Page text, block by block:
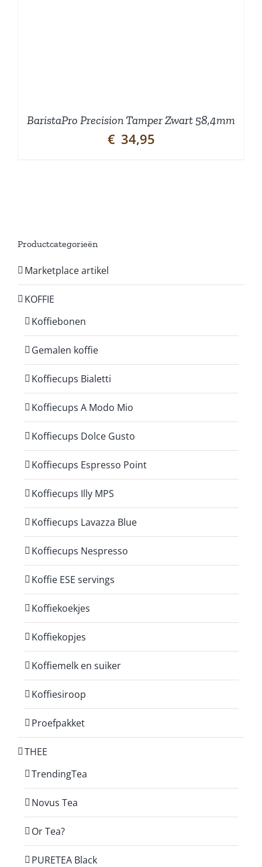
BaristaPro Precision Tamper Zwart 58,4mm
€ 34,95
Productcategorieën
Marketplace artikel
KOFFIE
Koffiebonen
Gemalen koffie
Koffiecups Bialetti
Koffiecups A Modo Mio
Koffiecups Dolce Gusto
Koffiecups Espresso Point
Koffiecups Illy MPS
Koffiecups Lavazza Blue
Koffiecups Nespresso
Koffie ESE servings
Koffiekoekjes
Koffiekopjes
Koffiemelk en suiker
Koffiesiroop
Proefpakket
THEE
TrendingTea
Novus Tea
Or Tea?
PURETEA Black